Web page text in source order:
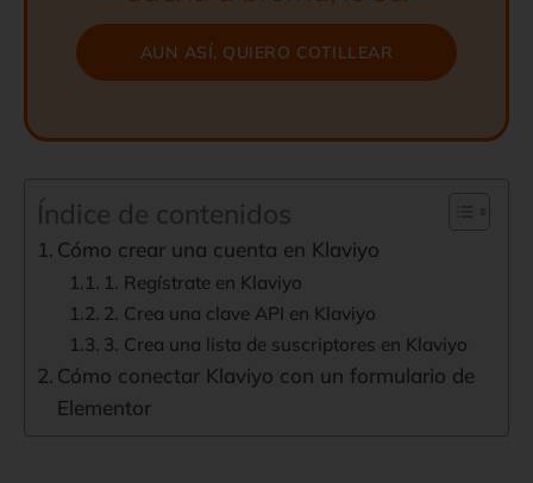
AUN ASÍ, QUIERO COTILLEAR
Índice de contenidos
Cómo crear una cuenta en Klaviyo
1. Regístrate en Klaviyo
2. Crea una clave API en Klaviyo
3. Crea una lista de suscriptores en Klaviyo
Cómo conectar Klaviyo con un formulario de
Elementor